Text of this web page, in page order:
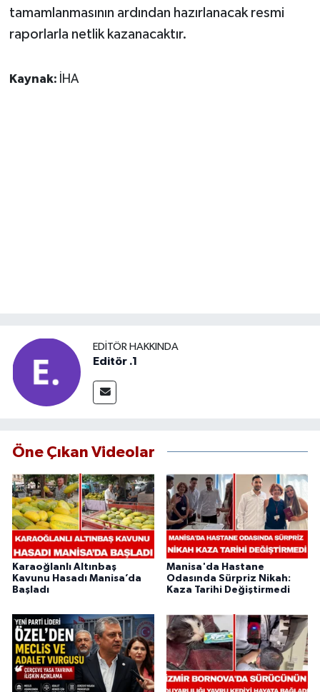
tamamlanmasının ardından hazırlanacak resmi
raporlarla netlik kazanacaktır.
Kaynak: İHA
EDITÖR HAKKINDA
Editör .1
Öne Çıkan Videolar
Karaoğlanlı Altınbaş
Kavunu Hasadı Manisa’da
Başladı
Manisa'da Hastane
Odasında Sürpriz Nikah:
Kaza Tarihi Değiştirmedi